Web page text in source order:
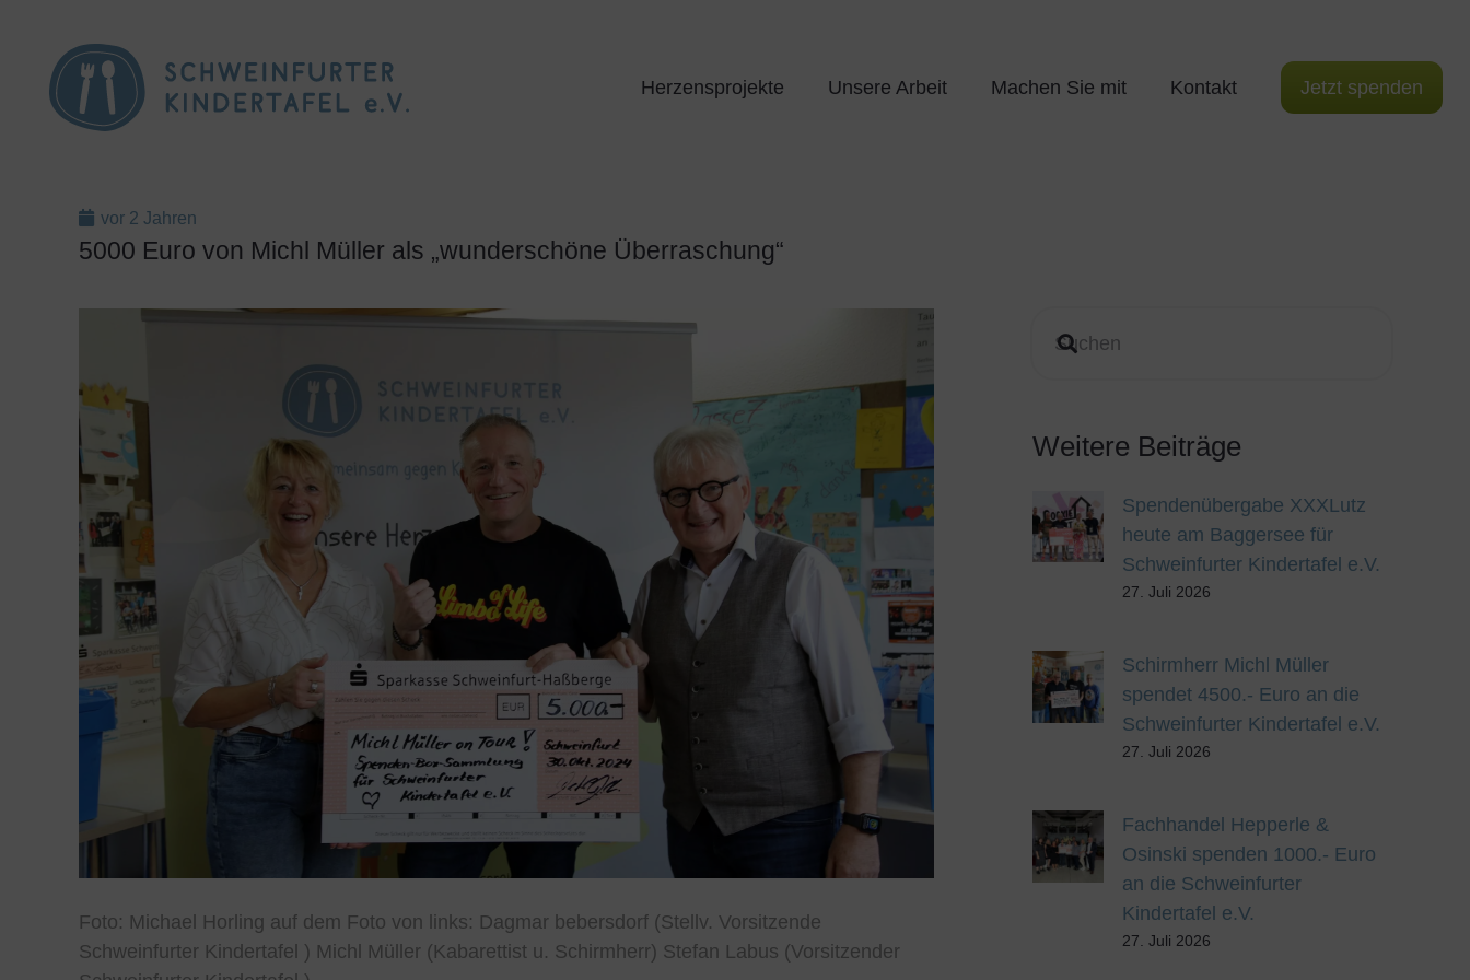
Herzensprojekte Unsere Arbeit Machen Sie mit Kontakt Jetzt spenden
vor 2 Jahren
5000 Euro von Michl Müller als „wunderschöne Überraschung“
Foto: Michael Horling auf dem Foto von links: Dagmar bebersdorf (Stellv. Vorsitzende
Schweinfurter Kindertafel ) Michl Müller (Kabarettist u. Schirmherr) Stefan Labus (Vorsitzender
Weitere Beiträge
Spendenübergabe XXXLutz
heute am Baggersee für
Schweinfurter Kindertafel e.V.
27. Juli 2026
Schirmherr Michl Müller
spendet 4500.- Euro an die
Schweinfurter Kindertafel e.V.
27. Juli 2026
Fachhandel Hepperle &
Osinski spenden 1000.- Euro
an die Schweinfurter
Kindertafel e.V.
27. Juli 2026